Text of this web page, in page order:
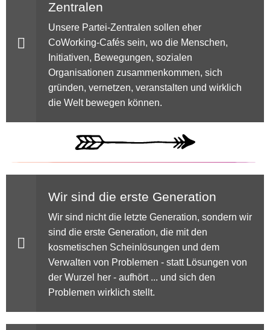
Zentralen
Unsere Partei-Zentralen sollen eher
CoWorking-Cafés sein, wo die Menschen,
Initiativen, Bewegungen, sozialen
Organisationen zusammenkommen, sich
gründen, vernetzen, veranstalten und wirklich
die Welt bewegen können.
Wir sind die erste Generation
Wir sind nicht die letzte Generation, sondern wir
sind die erste Generation, die mit den
kosmetischen Scheinlösungen und dem
Verwalten von Problemen - statt Lösungen von
der Wurzel her - aufhört ... und sich den
Problemen wirklich stellt.